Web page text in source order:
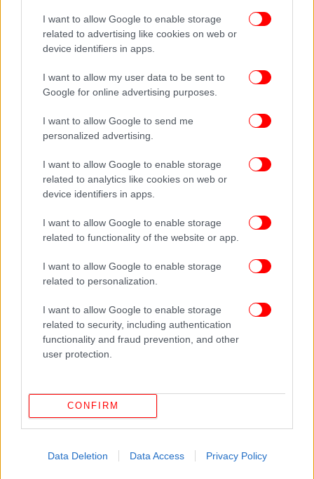
I want to allow Google to enable storage
related to advertising like cookies on web or
device identifiers in apps.
I want to allow my user data to be sent to
Google for online advertising purposes.
I want to allow Google to send me
personalized advertising.
I want to allow Google to enable storage
related to analytics like cookies on web or
device identifiers in apps.
I want to allow Google to enable storage
related to functionality of the website or app.
I want to allow Google to enable storage
related to personalization.
I want to allow Google to enable storage
related to security, including authentication
functionality and fraud prevention, and other
user protection.
CONFIRM
Data Deletion Data Access Privacy Policy
συγκεκριμένο πρόσωπο.